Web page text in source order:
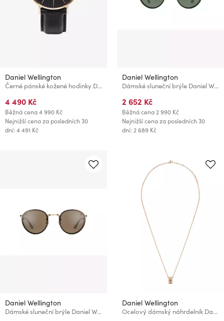
Daniel Wellington
Černé pánské kožené hodinky Daniel Wellington Classic
4 490 Kč
Běžná cena4 990 Kč
Nejnižší cena za posledních 30
dní: 4 491 Kč
Daniel Wellington
Dámské sluneční brýle Daniel Wellington DW01100049
2 652 Kč
Běžná cena2 990 Kč
Nejnižší cena za posledních 30
dní: 2 689 Kč
Daniel Wellington
Dámské sluneční brýle Daniel Wellington DW01100048
Daniel Wellington
Ocelový dámský náhrdelník Daniel Wellington Elan Lumine